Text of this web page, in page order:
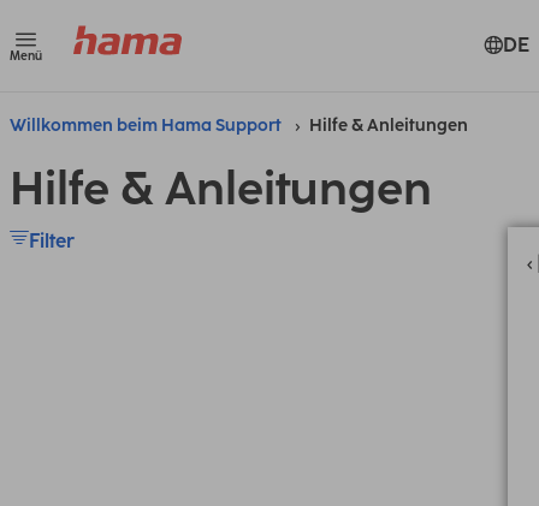
Menü DE
Willkommen beim Hama Support Hilfe & Anleitungen
Hilfe & Anleitungen
Filter